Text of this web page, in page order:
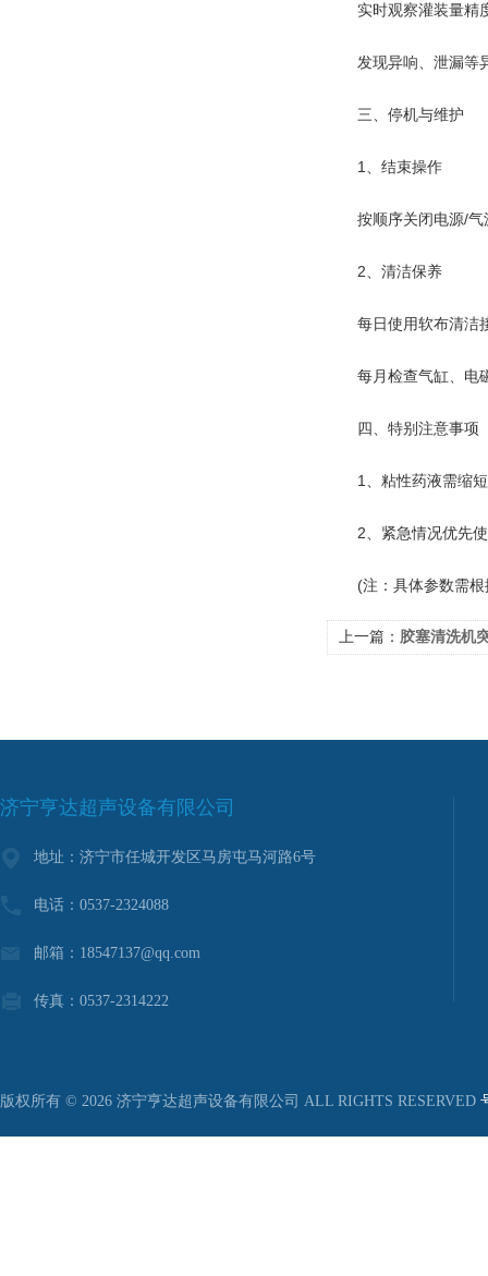
实时观察灌装量精
发现异响、泄漏等异
三、停机与维护
‌1、结束操作‌
按顺序关闭电源/气
‌2、清洁保养‌
每日使用软布清洁
每月检查气缸、电磁
四、特别注意事项
1、粘性药液需缩短
2、紧急情况优先使
(注：具体参数需根
上一篇： 胶塞清洗机
济宁亨达超声设备有限公司
地址：济宁市任城开发区马房屯马河路6号
电话：0537-2324088
邮箱：18547137@qq.com
传真：0537-2314222
版权所有 © 2026 济宁亨达超声设备有限公司 ALL RIGHTS RESERVED